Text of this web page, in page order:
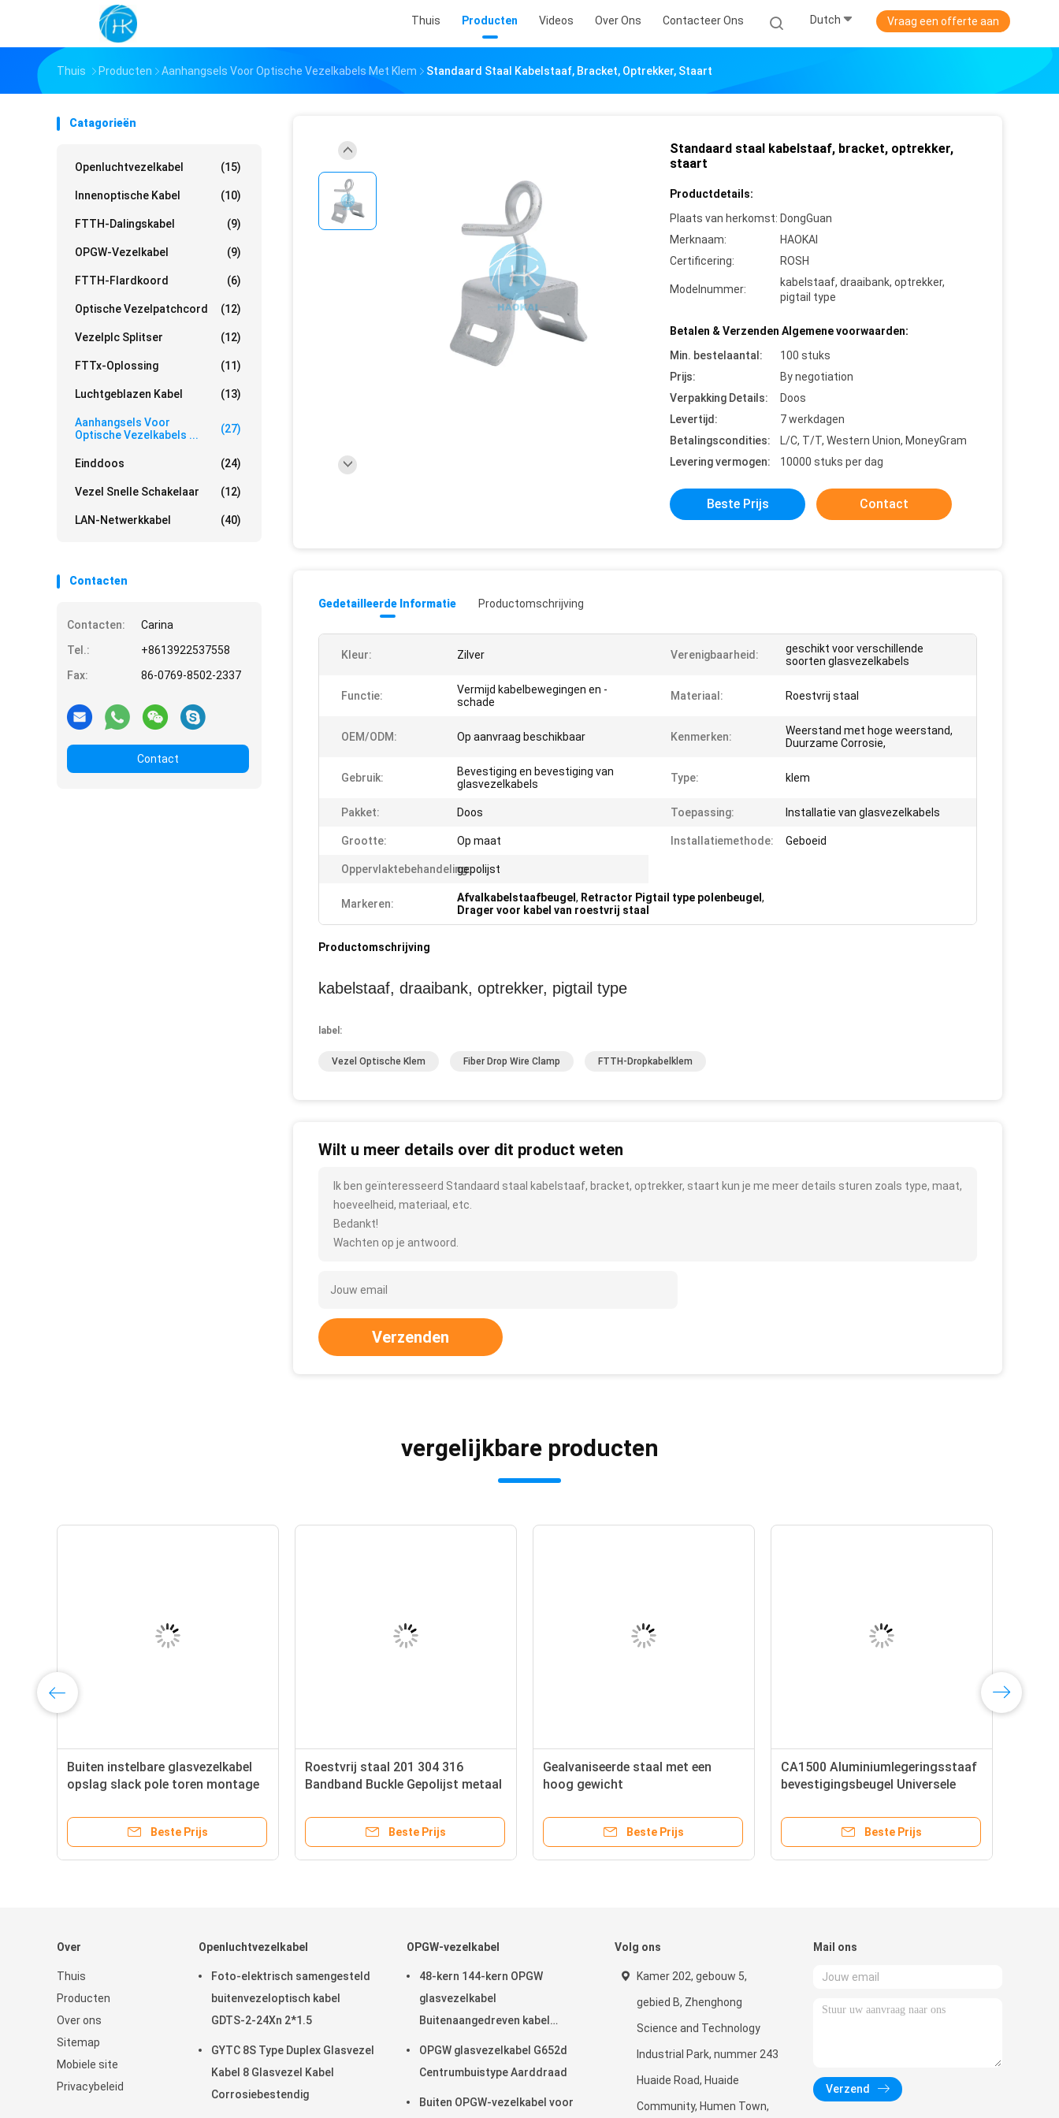
Thuis Producten Videos Over Ons Contacteer Ons Dutch Vraag een offerte aan
Thuis Producten Aanhangsels Voor Optische Vezelkabels Met Klem Standaard Staal Kabelstaaf, Bracket, Optrekker, Staart
Catagorieën
Openluchtvezelkabel (15)
Innenoptische Kabel (10)
FTTH-Dalingskabel (9)
OPGW-Vezelkabel (9)
FTTH-Flardkoord (6)
Optische Vezelpatchcord (12)
Vezelplc Splitser (12)
FTTx-Oplossing (11)
Luchtgeblazen Kabel (13)
Aanhangsels Voor
Optische Vezelkabels ...
(27)
Einddoos (24)
Vezel Snelle Schakelaar (12)
LAN-Netwerkkabel (40)
Contacten
Contacten:
Carina
Tel.:
+8613922537558
Fax:
86-0769-8502-2337
Contact
Standaard staal kabelstaaf, bracket, optrekker,
staart
Productdetails:
Plaats van herkomst: DongGuan
Merknaam:
HAOKAI
Certificering:
ROSH
Modelnummer:
kabelstaaf, draaibank, optrekker,
pigtail type
Betalen & Verzenden Algemene voorwaarden:
Min. bestelaantal:
100 stuks
Prijs:
By negotiation
Verpakking Details:
Doos
Levertijd:
7 werkdagen
Betalingscondities:
L/C, T/T, Western Union, MoneyGram
Levering vermogen:
10000 stuks per dag
Beste Prijs Contact
Gedetailleerde Informatie Productomschrijving
Kleur: Zilver Verenigbaarheid:
geschikt voor verschillende
soorten glasvezelkabels
Functie:
Vermijd kabelbewegingen en -
schade
Materiaal: Roestvrij staal
OEM/ODM: Op aanvraag beschikbaar Kenmerken:
Weerstand met hoge weerstand,
Duurzame Corrosie,
Gebruik:
Bevestiging en bevestiging van
glasvezelkabels
Type: klem
Pakket: Doos Toepassing: Installatie van glasvezelkabels
Grootte: Op maat Installatiemethode: Geboeid
Oppervlaktebehandeling:gepolijst
Markeren: Afvalkabelstaafbeugel , Retractor Pigtail type polenbeugel ,
Drager voor kabel van roestvrij staal
Productomschrijving
kabelstaaf, draaibank, optrekker, pigtail type
label:
Vezel Optische Klem Fiber Drop Wire Clamp FTTH-Dropkabelklem
Wilt u meer details over dit product weten
Ik ben geïnteresseerd Standaard staal kabelstaaf, bracket, optrekker, staart kun je me meer details sturen zoals type, maat,
hoeveelheid, materiaal, etc.
Bedankt!
Wachten op je antwoord.
Verzenden
vergelijkbare producten
Buiten instelbare glasvezelkabel
opslag slack pole toren montage
Beste Prijs
Roestvrij staal 201 304 316
Bandband Buckle Gepolijst metaal
Beste Prijs
Gealvaniseerde staal met een
hoog gewicht
Beste Prijs
CA1500 Aluminiumlegeringsstaaf
bevestigingsbeugel Universele
Beste Prijs
Over
Thuis
Producten
Over ons
Sitemap
Mobiele site
Privacybeleid
Openluchtvezelkabel
Foto-elektrisch samengesteld
buitenvezeloptisch kabel
GDTS-2-24Xn 2*1.5
GYTC 8S Type Duplex Glasvezel
Kabel 8 Glasvezel Kabel
Corrosiebestendig
OPGW-vezelkabel
48-kern 144-kern OPGW
glasvezelkabel
Buitenaangedreven kabel
OPGW glasvezelkabel G652d
Centrumbuistype Aarddraad
Buiten OPGW-vezelkabel voor
Volg ons
Kamer 202, gebouw 5,
gebied B, Zhenghong
Science and Technology
Industrial Park, nummer 243
Huaide Road, Huaide
Community, Humen Town,
Mail ons
Verzend